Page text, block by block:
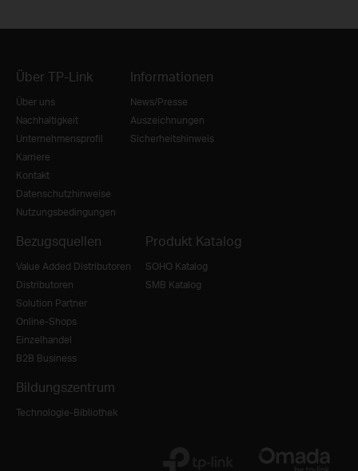
Über TP-Link
Über uns
Nachhaltigkeit
Unternehmensprofil
Karriere
Kontakt
Datenschutzhinweise
Nutzungsbedingungen
Informationen
News/Presse
Auszeichnungen
Sicherheitshinweis
Bezugsquellen
Value Added Distributoren
Distributoren
Solution Partner
Online-Shops
Einzelhandel
B2B Business
Produkt Katalog
SOHO Katalog
SMB Katalog
Bildungszentrum
Technologie-Bibliothek